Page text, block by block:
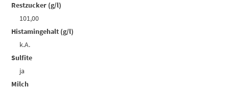
Restzucker (g/l)
101,00
Histamingehalt (g/l)
k.A.
Sulfite
ja
Milch